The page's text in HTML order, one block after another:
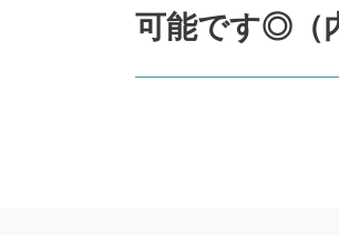
可能です◎（